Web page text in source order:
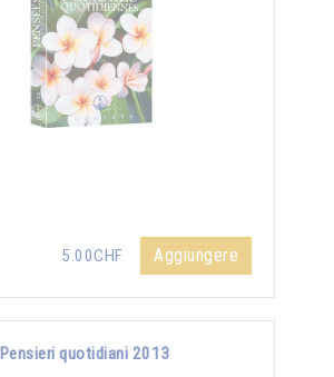
5.00CHF Aggiungere
Pensieri quotidiani 2013